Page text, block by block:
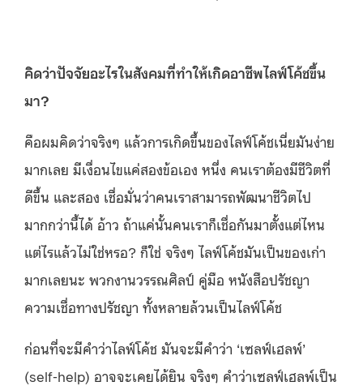
คิดว่าปัจจัยอะไรในสังคมที่ทำให้เกิดอาชีพไลฟ์โค้ชขึ้น
มา?
คือผมคิดว่าจริงๆ แล้วการเกิดขึ้นของไลฟ์โค้ชเนี่ยมันง่าย
มากเลย มีเงื่อนไขแค่สองข้อเอง หนึ่ง คนเราต้องมีชีวิตที่
ดีขึ้น และสอง เชื่อมั่นว่าคนเราสามารถพัฒนาชีวิตไป
มากกว่านี้ได้ อ้าว ถ้าแค่นั้นคนเราก็เชื่อกันมาตั้งแต่ไหน
แต่ไรแล้วไม่ใช่หรอ? ก็ใช่ จริงๆ ไลฟ์โค้ชมันเป็นของเก่า
มากเลยนะ พวกงานวรรณศิลป์ คู่มือ หนังสือปรัชญา
ความเชื่อทางปรัชญา ทั้งหลายล้วนเป็นไลฟ์โค้ช
ก่อนที่จะมีคำว่าไลฟ์โค้ช มันจะมีคำว่า ‘เซลฟ์เฮลพ์’
(self-help) อาจจะเคยได้ยิน จริงๆ คำว่าเซลฟ์เฮลพ์เป็น